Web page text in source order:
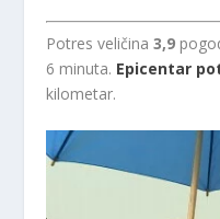
Potres veličina3,9
6 minuta. Epicentar
kilometar.